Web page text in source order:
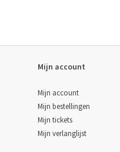
Mijn account
Mijn account
Mijn bestellingen
Mijn tickets
Mijn verlanglijst